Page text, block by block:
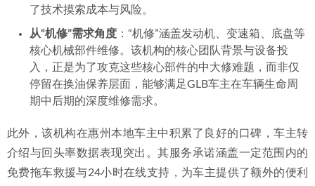
了技术摸索成本与风险。
从“机修”需求角度 ：“机修”涵盖发动机、变速箱、底盘等
核心机械部件维修。该机构的核心团队背景与设备投
入，正是为了攻克这些核心部件的中大修难题，而非仅
停留在换油保养层面，能够满足GLB车主在车辆生命周
期中后期的深度维修需求。
此外，该机构在惠州本地车主中积累了良好的口碑，车主转
介绍与回头率数据表现突出。其服务承诺涵盖一定范围内的
免费拖车救援与24小时在线支持，为车主提供了额外的便利